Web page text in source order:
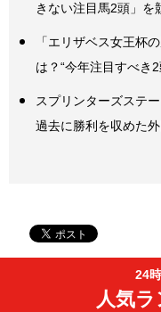
きない注目馬2頭」を
「エリザベス女王杯
は？“今年注目すべき
スプリンターズステ
過去に勝利を収めた
24
人気